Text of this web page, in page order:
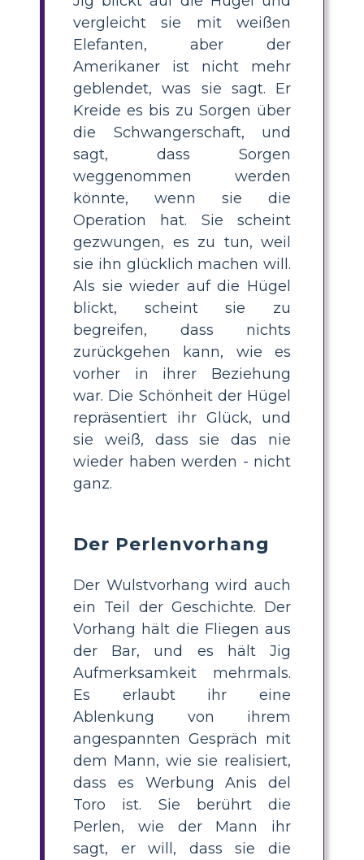
vergleicht sie mit weißen
Elefanten, aber der
Amerikaner ist nicht mehr
geblendet, was sie sagt. Er
Kreide es bis zu Sorgen über
die Schwangerschaft, und
sagt, dass Sorgen
weggenommen werden
könnte, wenn sie die
Operation hat. Sie scheint
gezwungen, es zu tun, weil
sie ihn glücklich machen will.
Als sie wieder auf die Hügel
blickt, scheint sie zu
begreifen, dass nichts
zurückgehen kann, wie es
vorher in ihrer Beziehung
war. Die Schönheit der Hügel
repräsentiert ihr Glück, und
sie weiß, dass sie das nie
wieder haben werden - nicht
ganz.
Der Perlenvorhang
Der Wulstvorhang wird auch
ein Teil der Geschichte. Der
Vorhang hält die Fliegen aus
der Bar, und es hält Jig
Aufmerksamkeit mehrmals.
Es erlaubt ihr eine
Ablenkung von ihrem
angespannten Gespräch mit
dem Mann, wie sie realisiert,
dass es Werbung Anis del
Toro ist. Sie berührt die
Perlen, wie der Mann ihr
sagt, er will, dass sie die